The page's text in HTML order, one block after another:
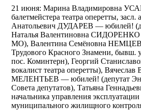
21 июня: Марина Владимировна
балетмейстера театра оперетты,
Анатольевич ДУДАРЕВ — юбилей!
Наталья Валентиновна СИДОРЕНКО
МО), Валентина Семёновна
Трудового Красного Знамени, бывш.
пос. Коминтерн), Георгий
вокалист театра оперетты), Вячеслав
МЕЛЕНТЬЕВ — юбилей! (депутат
Совета депутатов), Татьяна
начальника управления
муниципального жилищного